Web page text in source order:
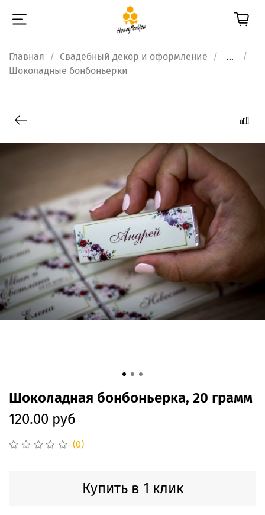
Главная Свадебный декор и оформление
...
Шоколадные бонбоньерки
(0)
Шоколадная бонбоньерка, 20 грамм
120.00 руб
Купить в 1 клик